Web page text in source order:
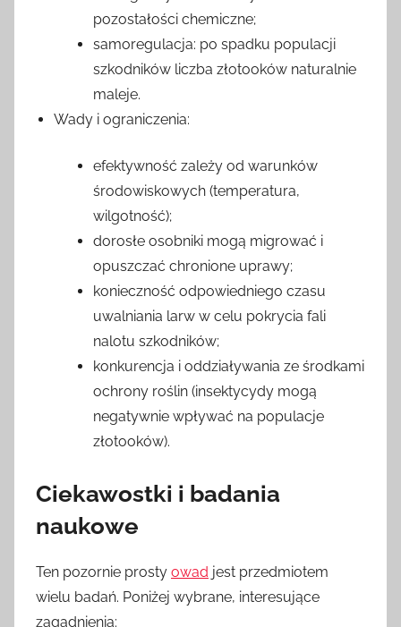
pozostałości chemiczne;
samoregulacja: po spadku populacji
szkodników liczba złotooków naturalnie
maleje.
Wady i ograniczenia:
efektywność zależy od warunków
środowiskowych (temperatura,
wilgotność);
dorosłe osobniki mogą migrować i
opuszczać chronione uprawy;
konieczność odpowiedniego czasu
uwalniania larw w celu pokrycia fali
nalotu szkodników;
konkurencja i oddziaływania ze środkami
ochrony roślin (insektycydy mogą
negatywnie wpływać na populacje
złotooków).
Ciekawostki i badania
naukowe
Ten pozornie prosty owad jest przedmiotem
wielu badań. Poniżej wybrane, interesujące
zagadnienia: